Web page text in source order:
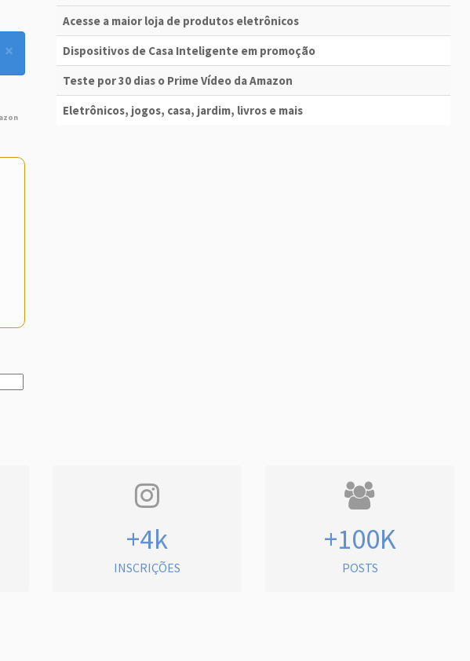
×
Acesse a maior loja de produtos eletrônicos
Dispositivos de Casa Inteligente em promoção
Teste por 30 dias o Prime Vídeo da Amazon
Eletrônicos, jogos, casa, jardim, livros e mais
+4k
INSCRIÇÕES
+100K
POSTS